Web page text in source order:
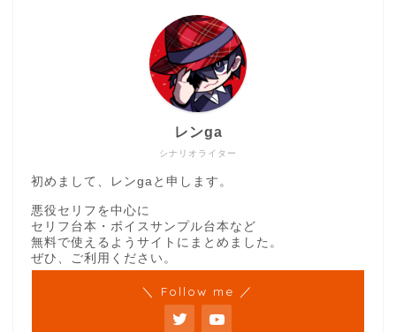
シナリオライター
レンga
初めまして、レンgaと申します。
悪役セリフを中心に
セリフ台本・ボイスサンプル台本など
無料で使えるようサイトにまとめました。
ぜひ、ご利用ください。
＼ Follow me ／